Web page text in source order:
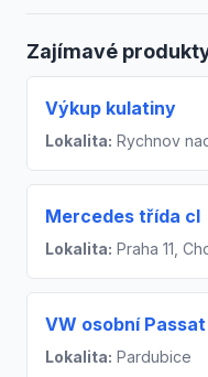
Zajímavé
Výkup kulatiny
Lokalita: Rychnov
Mercedes třída cl
Lokalita: Praha 11,
VW osobní
Lokalita: Pardubice